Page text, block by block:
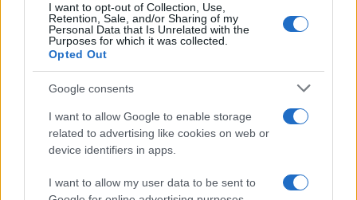
I want to opt-out of Collection, Use,
Retention, Sale, and/or Sharing of my
Personal Data that Is Unrelated with the
Purposes for which it was collected.
Opted Out
Google consents
I want to allow Google to enable storage
related to advertising like cookies on web or
device identifiers in apps.
I want to allow my user data to be sent to
A legtöbben azonban nem
mernek kiállni a történetükkel
még a vezetők elé sem.”
A cikk szerint az ügy nyomán felállított
vizsgálóbizottság végül három nőt